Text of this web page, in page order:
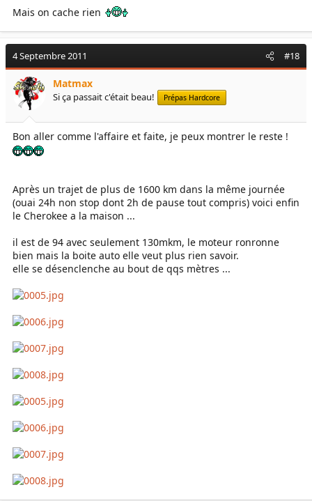
Mais on cache rien
4 Septembre 2011 #18
Matmax
Si ça passait c'était beau! Prépas Hardcore
Bon aller comme l'affaire et faite, je peux montrer le reste !
Après un trajet de plus de 1600 km dans la même journée
(ouai 24h non stop dont 2h de pause tout compris) voici enfin
le Cherokee a la maison ...
il est de 94 avec seulement 130mkm, le moteur ronronne
bien mais la boite auto elle veut plus rien savoir.
elle se désenclenche au bout de qqs mètres ...